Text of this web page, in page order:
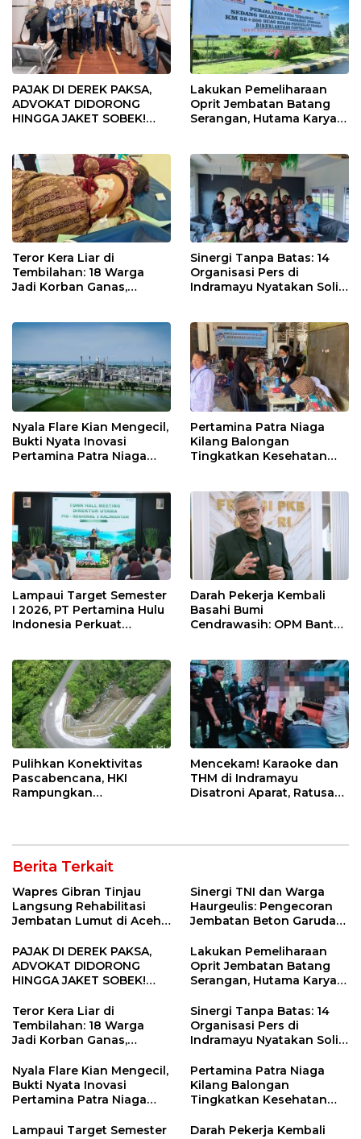
PAJAK DI DEREK PAKSA,
ADVOKAT DIDORONG
HINGGA JAKET SOBEK!
Pekanbaru!
Lakukan Pemeliharaan
Oprit Jembatan Batang
Serangan, Hutama Karya
Teror Kera Liar di
Tembilahan: 18 Warga
Jadi Korban Ganas,
Sinergi Tanpa Batas: 14
Organisasi Pers di
Indramayu Nyatakan Solid
Nyala Flare Kian Mengecil,
Bukti Nyata Inovasi
Pertamina Patra Niaga
Pertamina Patra Niaga
Kilang Balongan
Tingkatkan Kesehatan
Rutin dan Edukasi
Perawatan Gigi
Lampaui Target Semester
I 2026, PT Pertamina Hulu
Indonesia Perkuat
Keselamatan Kerja
Darah Pekerja Kembali
Basahi Bumi
Cendrawasih: OPM Bantai
Pulihkan Konektivitas
Pascabencana, HKI
Rampungkan
Mencekam! Karaoke dan
THM di Indramayu
Disatroni Aparat, Ratusan
Berita Terkait
Wapres Gibran Tinjau
Langsung Rehabilitasi
Jembatan Lumut di Aceh
Konektivitas Pulih Cepat
Sinergi TNI dan Warga
Haurgeulis: Pengecoran
Jembatan Beton Garuda
PAJAK DI DEREK PAKSA,
ADVOKAT DIDORONG
HINGGA JAKET SOBEK!
Ngamuk Kepung Polresta
Pekanbaru!
Lakukan Pemeliharaan
Oprit Jembatan Batang
Serangan, Hutama Karya
55 Tol Binjai–Langsa
Teror Kera Liar di
Tembilahan: 18 Warga
Jadi Korban Ganas,
12 Jahitan!
Sinergi Tanpa Batas: 14
Organisasi Pers di
Indramayu Nyatakan Solid
Nyala Flare Kian Mengecil,
Bukti Nyata Inovasi
Pertamina Patra Niaga
Net Zero Emission 2060
Pertamina Patra Niaga
Kilang Balongan
Tingkatkan Kesehatan
Pemeriksaan Kesehatan
Lampaui Target Semester
Darah Pekerja Kembali